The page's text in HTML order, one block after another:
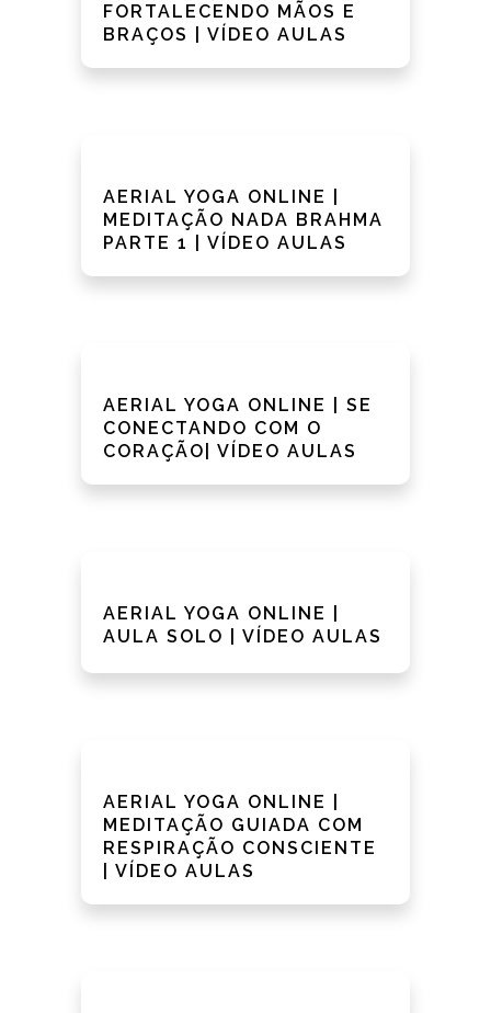
FORTALECENDO MÃOS E
BRAÇOS | VÍDEO AULAS
AERIAL YOGA ONLINE |
MEDITAÇÃO NADA BRAHMA
PARTE 1 | VÍDEO AULAS
AERIAL YOGA ONLINE | SE
CONECTANDO COM O
CORAÇÃO| VÍDEO AULAS
AERIAL YOGA ONLINE |
AULA SOLO | VÍDEO AULAS
AERIAL YOGA ONLINE |
MEDITAÇÃO GUIADA COM
RESPIRAÇÃO CONSCIENTE
| VÍDEO AULAS